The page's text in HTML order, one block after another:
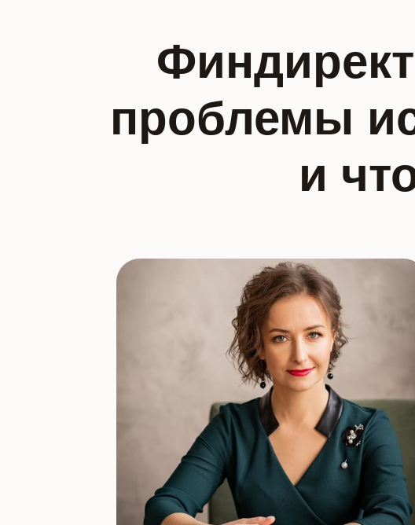
Финдиректор
испытывает ваш
проблемы
и